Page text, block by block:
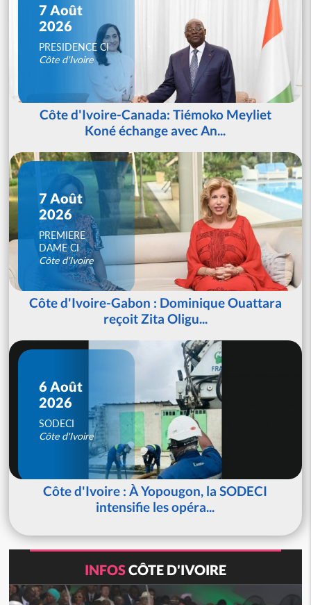
7 Août
2026
PRESIDENCE CI
Côte d'Ivoire
Côte d'Ivoire-Canada: Tiémoko Meyliet
Koné échange avec An...
7 Août
2026
PREMIERE
DAME CI
Côte d'Ivoire
Côte d'Ivoire-Gabon : Dominique Ouattara
reçoit Zita Oligu...
6 Août
2026
SODECI
Côte d'Ivoire
Côte d'Ivoire : À Yopougon, la SODECI
intensifie les opéra...
INFOSCÔTE D'IVOIRE